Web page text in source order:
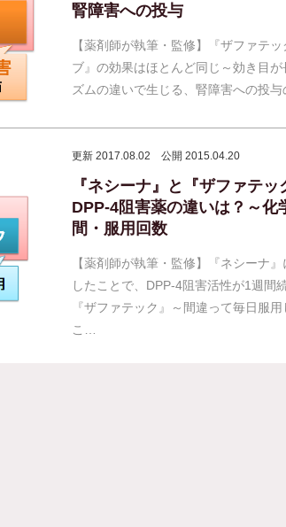
腎障害への投与
【薬剤師が執筆・監修】『ザファテ
ブ』の効果はほとんど同じ～効き目が
ズムの違いで生じる、腎障害への投与
更新 2017.08.02 公開 2015.04.20
『ネシーナ』と『ザファテッ
DPP-4阻害薬の違いは？～化
間・服用回数
【薬剤師が執筆・監修】『ネシーナ
したことで、DPP-4阻害活性が1週間
『ザファテック』～間違って毎日服
こ…